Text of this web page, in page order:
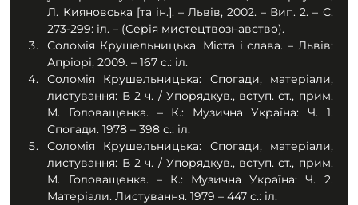
Л. Кияновська [та ін.]. – Львів, 2002. – Вип. 2. – С.
273-299: іл. – (Серія мистецтвознавство).
Соломія Крушельницька. Міста і слава. – Львів:
Апріорі, 2009. – 167 с.: іл.
Соломія Крушельницька: Спогади, матеріали,
листування: В 2 ч. / Упорядкув., вступ. ст., прим.
М. Головащенка. – К.: Музична Україна: Ч. 1.
Спогади. 1978 – 398 с.: іл.
Соломія Крушельницька: Спогади, матеріали,
листування: В 2 ч. / Упорядкув., вступ. ст., прим.
М. Головащенка. – К.: Музична Україна: Ч. 2.
Матеріали. Листування. 1979 – 447 с.: іл.